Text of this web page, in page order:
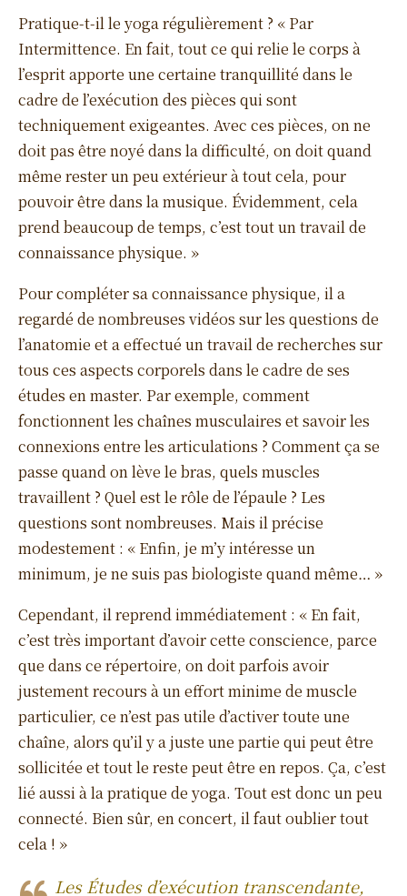
Pratique-t-il le yoga régulièrement ? « Par
Intermittence. En fait, tout ce qui relie le corps à
l’esprit apporte une certaine tranquillité dans le
cadre de l’exécution des pièces qui sont
techniquement exigeantes. Avec ces pièces, on ne
doit pas être noyé dans la difficulté, on doit quand
même rester un peu extérieur à tout cela, pour
pouvoir être dans la musique. Évidemment, cela
prend beaucoup de temps, c’est tout un travail de
connaissance physique. »
Pour compléter sa connaissance physique, il a
regardé de nombreuses vidéos sur les questions de
l’anatomie et a effectué un travail de recherches sur
tous ces aspects corporels dans le cadre de ses
études en master. Par exemple, comment
fonctionnent les chaînes musculaires et savoir les
connexions entre les articulations ? Comment ça se
passe quand on lève le bras, quels muscles
travaillent ? Quel est le rôle de l’épaule ? Les
questions sont nombreuses. Mais il précise
modestement : « Enfin, je m’y intéresse un
minimum, je ne suis pas biologiste quand même… »
Cependant, il reprend immédiatement : « En fait,
c’est très important d’avoir cette conscience, parce
que dans ce répertoire, on doit parfois avoir
justement recours à un effort minime de muscle
particulier, ce n’est pas utile d’activer toute une
chaîne, alors qu’il y a juste une partie qui peut être
sollicitée et tout le reste peut être en repos. Ça, c’est
lié aussi à la pratique de yoga. Tout est donc un peu
connecté. Bien sûr, en concert, il faut oublier tout
cela ! »
Les Études d’exécution transcendante,